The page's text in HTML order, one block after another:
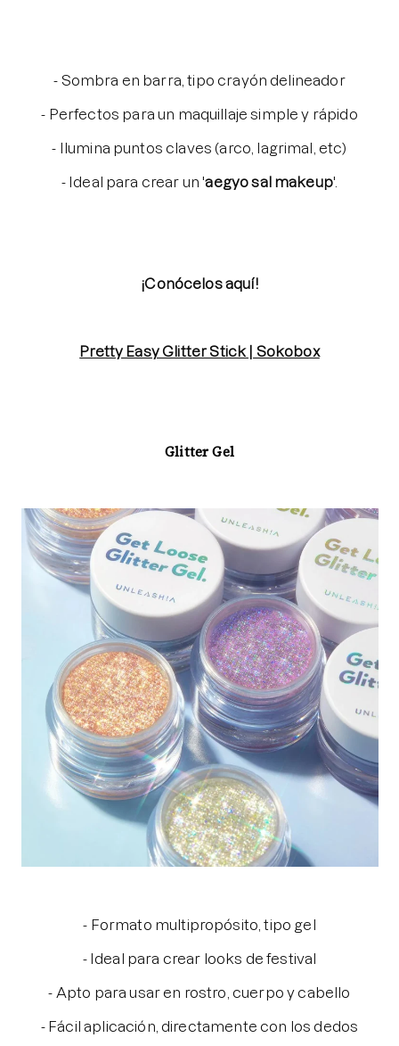
- Sombra en barra, tipo crayón delineador
- Perfectos para un maquillaje simple y rápido
- Ilumina puntos claves (arco, lagrimal, etc)
- Ideal para crear un 'aegyo sal makeup'.
¡Conócelos aquí!
Pretty Easy Glitter Stick | Sokobox
Glitter Gel
- Formato multipropósito, tipo gel
- Ideal para crear looks de festival
- Apto para usar en rostro, cuerpo y cabello
- Fácil aplicación, directamente con los dedos